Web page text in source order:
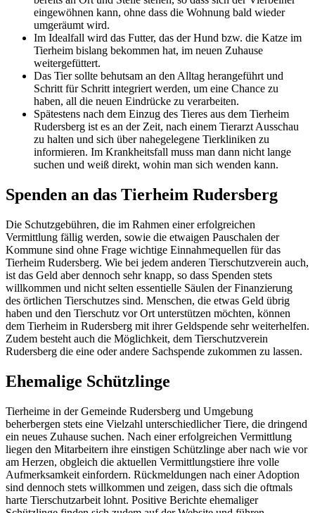
eingewöhnen kann, ohne dass die Wohnung bald wieder
umgeräumt wird.
Im Idealfall wird das Futter, das der Hund bzw. die Katze im
Tierheim bislang bekommen hat, im neuen Zuhause
weitergefüttert.
Das Tier sollte behutsam an den Alltag herangeführt und
Schritt für Schritt integriert werden, um eine Chance zu
haben, all die neuen Eindrücke zu verarbeiten.
Spätestens nach dem Einzug des Tieres aus dem Tierheim
Rudersberg ist es an der Zeit, nach einem Tierarzt Ausschau
zu halten und sich über nahegelegene Tierkliniken zu
informieren. Im Krankheitsfall muss man dann nicht lange
suchen und weiß direkt, wohin man sich wenden kann.
Spenden an das Tierheim Rudersberg
Die Schutzgebühren, die im Rahmen einer erfolgreichen
Vermittlung fällig werden, sowie die etwaigen Pauschalen der
Kommune sind ohne Frage wichtige Einnahmequellen für das
Tierheim Rudersberg. Wie bei jedem anderen Tierschutzverein auch,
ist das Geld aber dennoch sehr knapp, so dass Spenden stets
willkommen und nicht selten essentielle Säulen der Finanzierung
des örtlichen Tierschutzes sind. Menschen, die etwas Geld übrig
haben und den Tierschutz vor Ort unterstützen möchten, können
dem Tierheim in Rudersberg mit ihrer Geldspende sehr weiterhelfen.
Zudem besteht auch die Möglichkeit, dem Tierschutzverein
Rudersberg die eine oder andere Sachspende zukommen zu lassen.
Ehemalige Schützlinge
Tierheime in der Gemeinde Rudersberg und Umgebung
beherbergen stets eine Vielzahl unterschiedlicher Tiere, die dringend
ein neues Zuhause suchen. Nach einer erfolgreichen Vermittlung
liegen den Mitarbeitern ihre einstigen Schützlinge aber nach wie vor
am Herzen, obgleich die aktuellen Vermittlungstiere ihre volle
Aufmerksamkeit einfordern. Rückmeldungen nach einer Adoption
sind dennoch stets willkommen und zeigen, dass sich die oftmals
harte Tierschutzarbeit lohnt. Positive Berichte ehemaliger